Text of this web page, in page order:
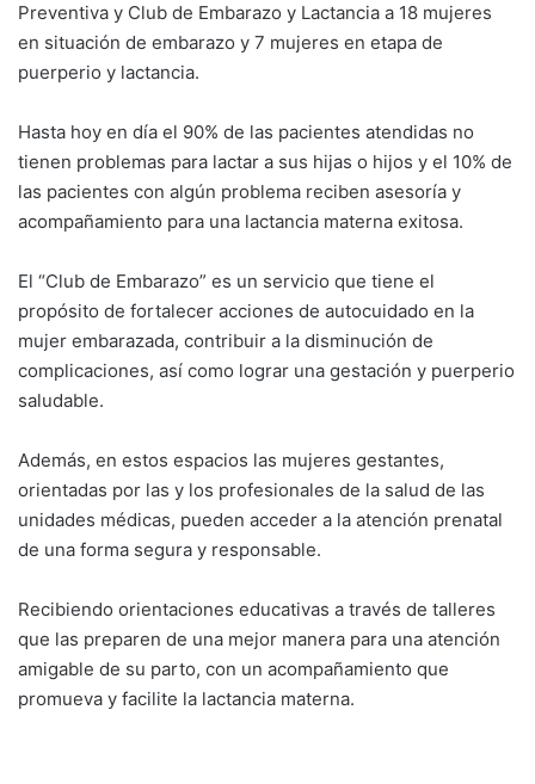
Preventiva y Club de Embarazo y Lactancia a 18 mujeres
en situación de embarazo y 7 mujeres en etapa de
puerperio y lactancia.
Hasta hoy en día el 90% de las pacientes atendidas no
tienen problemas para lactar a sus hijas o hijos y el 10% de
las pacientes con algún problema reciben asesoría y
acompañamiento para una lactancia materna exitosa.
El “Club de Embarazo” es un servicio que tiene el
propósito de fortalecer acciones de autocuidado en la
mujer embarazada, contribuir a la disminución de
complicaciones, así como lograr una gestación y puerperio
saludable.
Además, en estos espacios las mujeres gestantes,
orientadas por las y los profesionales de la salud de las
unidades médicas, pueden acceder a la atención prenatal
de una forma segura y responsable.
Recibiendo orientaciones educativas a través de talleres
que las preparen de una mejor manera para una atención
amigable de su parto, con un acompañamiento que
promueva y facilite la lactancia materna.